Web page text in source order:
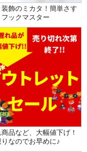
装飾のミカタ！簡単さす
フックマスター
品など、大幅値下げ！
なのでお早めに♪